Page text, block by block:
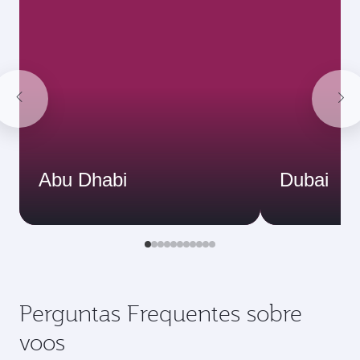
Abu Dhabi Dubai
Perguntas Frequentes sobre
voos